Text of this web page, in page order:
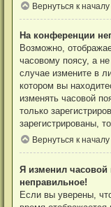
Вернуться к началу
На конференции
Возможно,
часовому поясу, а
случае измените в
котором вы
изменять часовой
только
зарегистрированы,
Вернуться к началу
Я изменил
неправильное!
Если вы уверены,